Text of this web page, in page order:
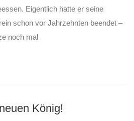
Eigentlich hatte er seine
schon vor Jahrzehnten beendet –
noch mal
König!